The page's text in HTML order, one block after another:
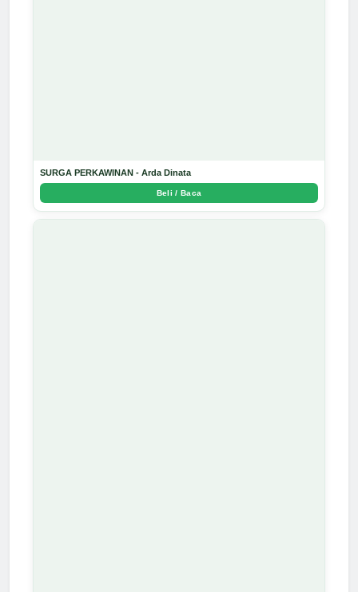
SURGA PERKAWINAN - Arda Dinata
Beli / Baca